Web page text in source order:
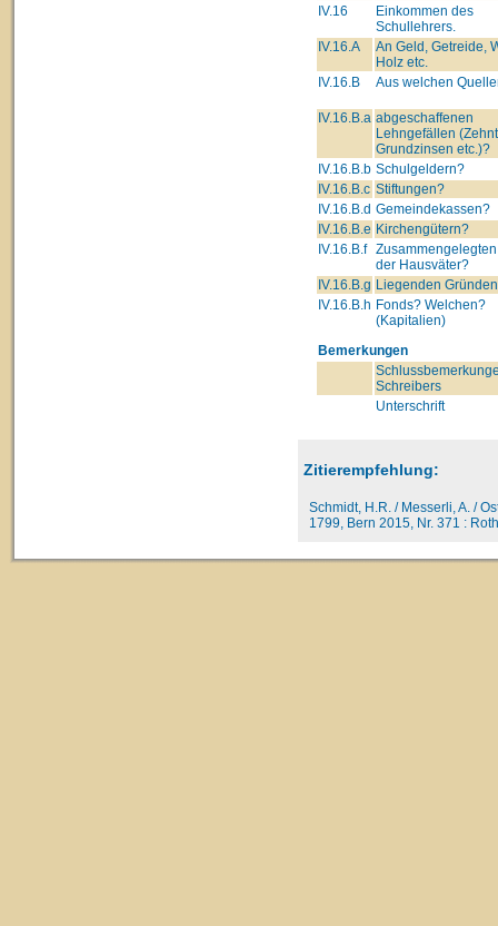
IV.16
Einkommen des
Schullehrers.
IV.16.A
An Geld, Getreide,
Holz etc.
IV.16.B
Aus welchen
IV.16.B.a abgeschaffenen
Lehngefällen
Grundzinsen etc.)?
IV.16.B.b Schulgeldern?
IV.16.B.c Stiftungen?
IV.16.B.d Gemeindekassen?
IV.16.B.e Kirchengütern?
IV.16.B.f
der Hausväter?
IV.16.B.g Liegenden
IV.16.B.h Fonds? Welchen?
(Kapitalien)
Bemerkungen
Schreibers
Unterschrift
Zitierempfehlung:
Schmidt, H.R. / Messerli, A. /
1799, Bern 2015, Nr. 371 :